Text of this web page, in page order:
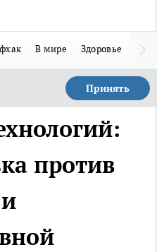
В мире Здоровье
Принять
против